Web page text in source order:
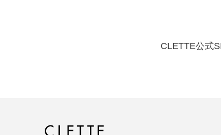
CLETTE公式